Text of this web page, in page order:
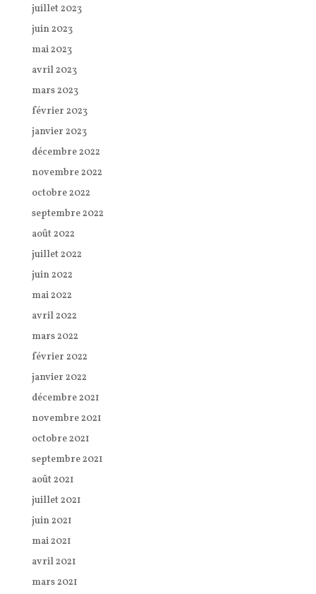
juillet 2023
juin 2023
mai 2023
avril 2023
mars 2023
février 2023
janvier 2023
décembre 2022
novembre 2022
octobre 2022
septembre 2022
août 2022
juillet 2022
juin 2022
mai 2022
avril 2022
mars 2022
février 2022
janvier 2022
décembre 2021
novembre 2021
octobre 2021
septembre 2021
août 2021
juillet 2021
juin 2021
mai 2021
avril 2021
mars 2021